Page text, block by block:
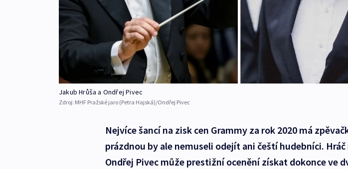
Jakub Hrůša a Ondřej Pivec
Zdroj: MHF Pražské jaro (Petra Hajská)/Ondřej Pivec
Nejvíce šancí na zisk cen Grammy za rok 2020 má
prázdnou by ale nemuseli odejít ani čeští hudebníci.
Ondřej Pivec může prestižní ocenění získat dokonce ve